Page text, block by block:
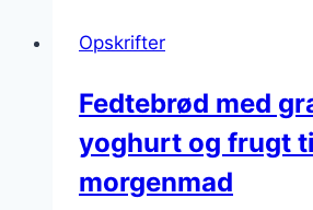
Opskrifter
Fedtebrød med
yoghurt og frugt
morgenmad